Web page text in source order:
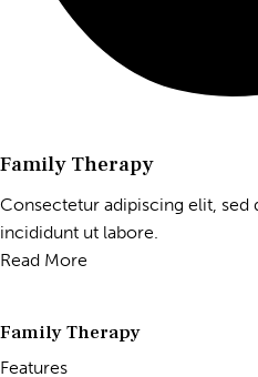
Family Therapy
Consectetur adipiscing elit,
incididunt ut labore.
Read More
Family Therapy
Features